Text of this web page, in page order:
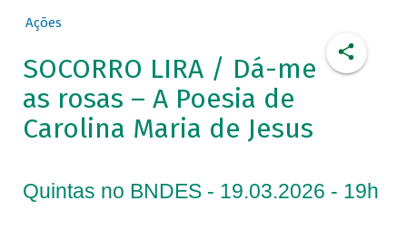
Ações
SOCORRO LIRA / Dá-me
as rosas – A Poesia de
Carolina Maria de Jesus
Quintas no BNDES - 19.03.2026 - 19h